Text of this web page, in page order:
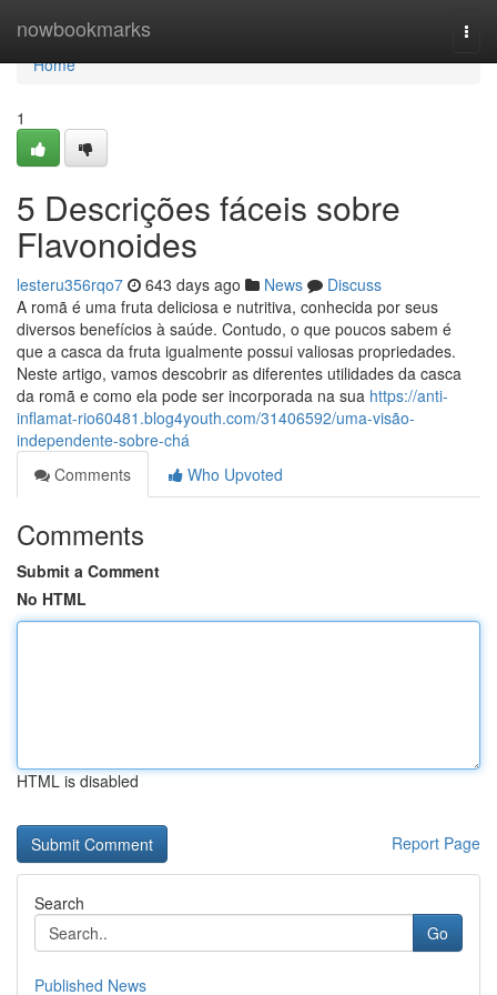
nowbookmarks
Home
Home
1
5 Descrições fáceis sobre
Flavonoides
lesteru356rqo7 643 days ago News
Discuss
A romã é uma fruta deliciosa e nutritiva, conhecida por seus
diversos benefícios à saúde. Contudo, o que poucos sabem é
que a casca da fruta igualmente possui valiosas propriedades.
Neste artigo, vamos descobrir as diferentes utilidades da casca
da romã e como ela pode ser incorporada na sua https://anti-
inflamat-rio60481.blog4youth.com/31406592/uma-visão-
independente-sobre-chá
Comments
Who Upvoted
Comments
Submit a Comment
No HTML
HTML is disabled
Report Page
Search
Go
Published News